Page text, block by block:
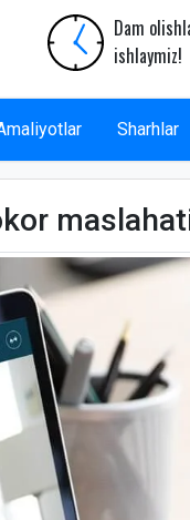
Dam
ishlaymiz!
Sharhlar